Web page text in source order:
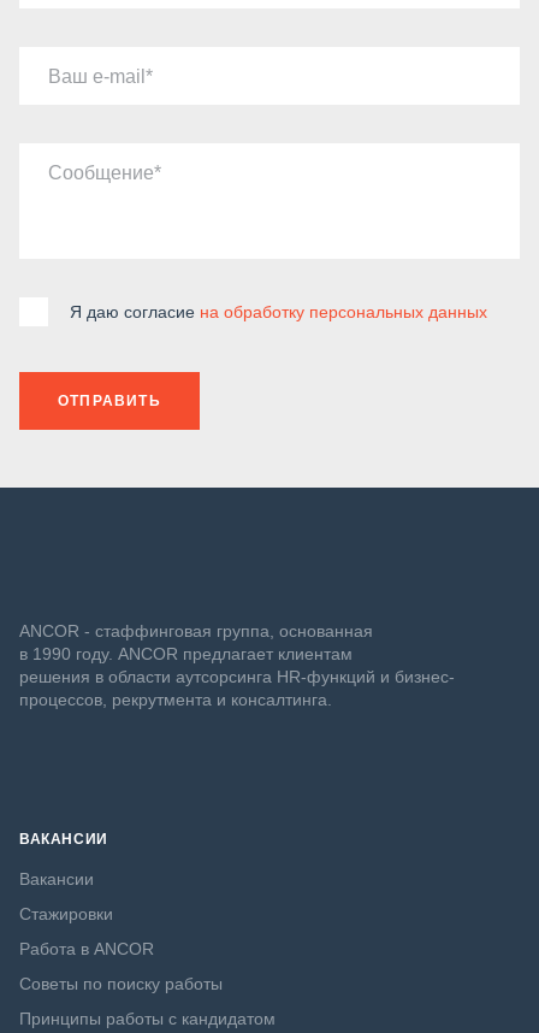
Ваш e-mail
Сообщение
Я даю согласие на обработку персональных данных
ОТПРАВИТЬ
ANCOR - стаффинговая группа, основанная
в 1990 году. ANCOR предлагает клиентам
решения в области аутсорсинга HR-функций и бизнес-
процессов, рекрутмента и консалтинга.
ВАКАНСИИ
Вакансии
Стажировки
Работа в ANCOR
Советы по поиску работы
Принципы работы с кандидатом